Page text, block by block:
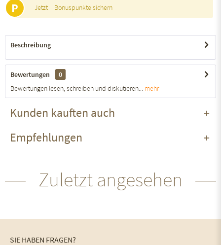
P Jetzt Bonuspunkte sichern
Beschreibung
Bewertungen
0
Bewertungen lesen, schreiben und diskutieren... mehr
Kunden kauften auch
Empfehlungen
Zuletzt angesehen
SIE HABEN FRAGEN?